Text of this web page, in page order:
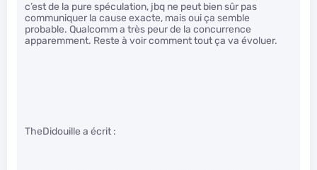
c’est de la pure spéculation, jbq ne peut bien sûr pas
communiquer la cause exacte, mais oui ça semble
probable. Qualcomm a très peur de la concurrence
apparemment. Reste à voir comment tout ça va évoluer.
TheDidouille a écrit :